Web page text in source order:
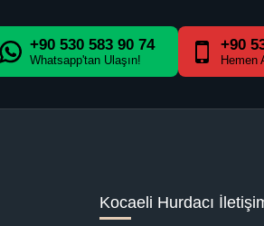
+90 530 583 90 74
Whatsapp'tan Ulaşın!
+90
Hemen
Kocaeli Hurdacı